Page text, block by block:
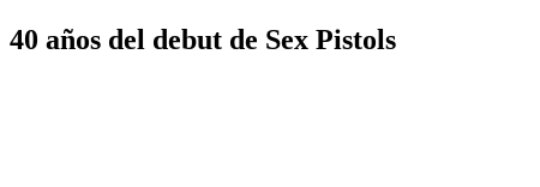
40 años del debut de Sex Pistols